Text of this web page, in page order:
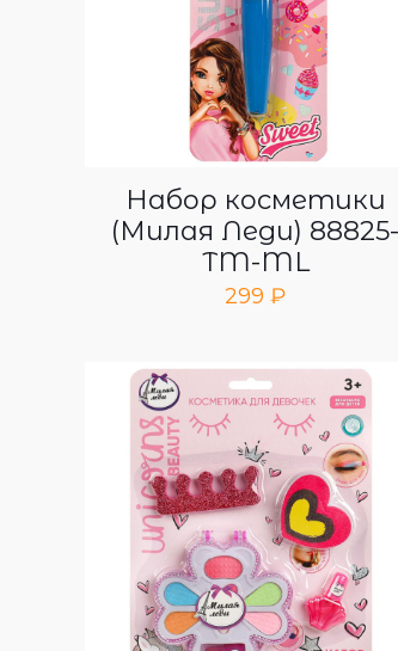
Набор косметики
(Милая Леди) 88825-
TM-ML
299 ₽